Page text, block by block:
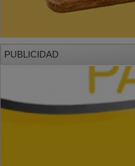
PUBLICIDAD